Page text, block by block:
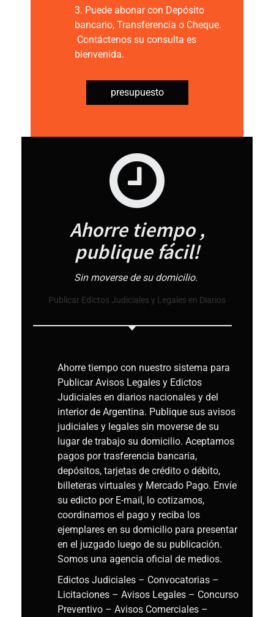
3. Puede abonar con Depósito
bancario, Transferencia o Cheque.
Contáctenos su consulta es
bienvenida.
presupuesto
Ahorre tiempo ,
publique fácil!
Sin moverse de su domicilio.
Publicar Edictos Judiciales y Legales en Diarios
Ahorre tiempo con nuestro sistema para
Publicar Avisos Legales y Edictos
Judiciales en diarios nacionales y del
interior de Argentina. Publique sus avisos
judiciales y legales sin moverse de su
lugar de trabajo su domicilio. Aceptamos
pagos por trasferencia bancaria,
depósitos, tarjetas de crédito o débito,
billeteras virtuales y Mercado Pago. Envíe
su edicto por E-mail, lo cotizamos,
coordinamos el pago y reciba los
ejemplares en su domicilio para presentar
en el juzgado luego de su publicación.
Somos una agencia oficial de medios.
Edictos Judiciales – Convocatorias –
Licitaciones – Avisos Legales – Concurso
Preventivo – Avisos Comerciales –